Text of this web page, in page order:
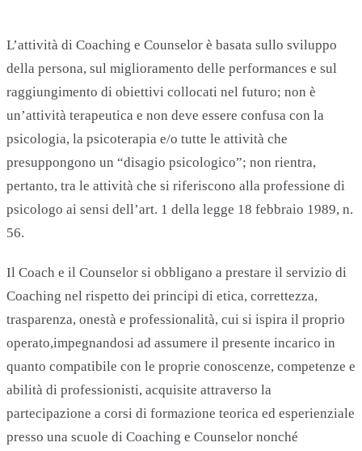
L’attività di Coaching e Counselor è basata sullo sviluppo
della persona, sul miglioramento delle performances e sul
raggiungimento di obiettivi collocati nel futuro; non è
un’attività terapeutica e non deve essere confusa con la
psicologia, la psicoterapia e/o tutte le attività che
presuppongono un “disagio psicologico”; non rientra,
pertanto, tra le attività che si riferiscono alla professione di
psicologo ai sensi dell’art. 1 della legge 18 febbraio 1989, n.
56.
Il Coach e il Counselor si obbligano a prestare il servizio di
Coaching nel rispetto dei principi di etica, correttezza,
trasparenza, onestà e professionalità, cui si ispira il proprio
operato,impegnandosi ad assumere il presente incarico in
quanto compatibile con le proprie conoscenze, competenze e
abilità di professionisti, acquisite attraverso la
partecipazione a corsi di formazione teorica ed esperienziale
presso una scuole di Coaching e Counselor nonché